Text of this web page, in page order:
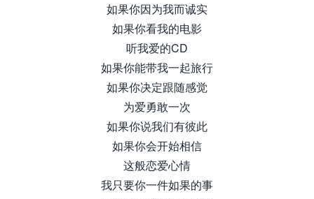
如果你因为我而诚实
如果你看我的电影
听我爱的CD
如果你能带我一起旅行
如果你决定跟随感觉
为爱勇敢一次
如果你说我们有彼此
如果你会开始相信
这般恋爱心情
我只要你一件如果的事